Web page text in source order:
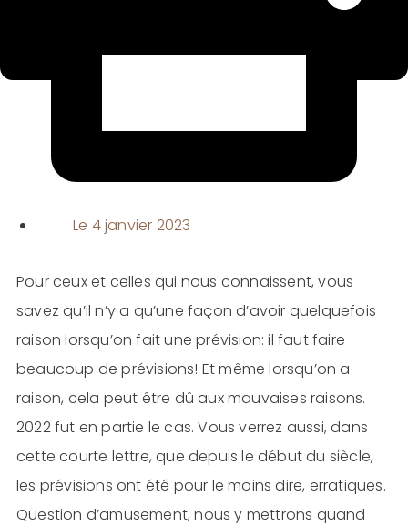
Le 4 janvier 2023
Pour ceux et celles qui nous connaissent, vous
savez qu’il n’y a qu’une façon d’avoir quelquefois
raison lorsqu’on fait une prévision: il faut faire
beaucoup de prévisions! Et même lorsqu’on a
raison, cela peut être dû aux mauvaises raisons.
2022 fut en partie le cas. Vous verrez aussi, dans
cette courte lettre, que depuis le début du siècle,
les prévisions ont été pour le moins dire, erratiques.
Question d’amusement, nous y mettrons quand